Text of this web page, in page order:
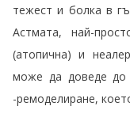
тежест и болка в
Астмата, най-
(атопична) и
може да доведе до
-ремоделиране,